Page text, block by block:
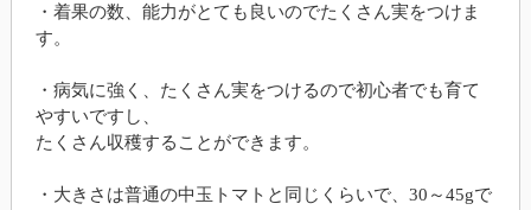
・着果の数、能力がとても良いのでたくさん実をつけま
す。
・病気に強く、たくさん実をつけるので初心者でも育て
やすいですし、
たくさん収穫することができます。
・大きさは普通の中玉トマトと同じくらいで、30～45gで